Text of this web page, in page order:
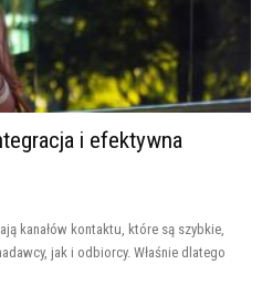
i efektywna
kanałów kontaktu, które są szybkie,
jak i odbiorcy. Właśnie dlatego